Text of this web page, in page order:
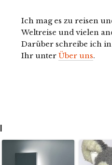
Ich mag es zu reisen
Weltreise und vielen
Darüber schreibe ich
Ihr unter Über uns.